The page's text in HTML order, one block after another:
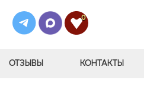
0
ОТЗЫВЫ КОНТАКТЫ